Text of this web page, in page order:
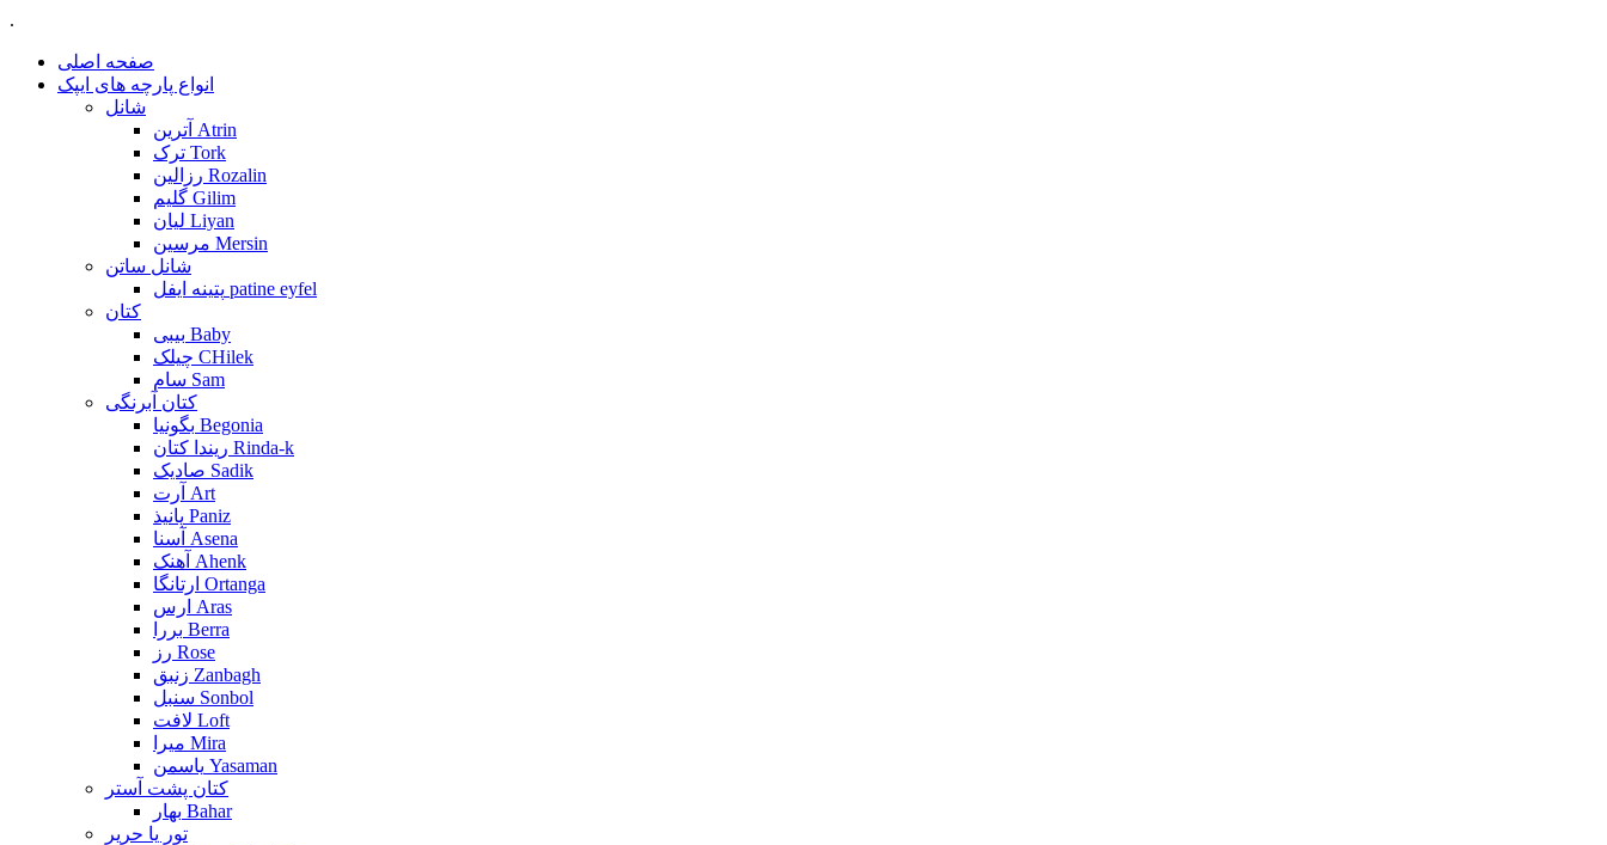
.
صفحه اصلی
انواع پارچه های ایپک
شانل
آترین Atrin
ترک Tork
رزالین Rozalin
گلیم Gilim
لیان Liyan
مرسین Mersin
شانل ساتن
پتینه ایفل patine eyfel
کتان
بیبی Baby
چیلک CHilek
سام Sam
کتان آبرنگی
بگونیا Begonia
ریندا کتان Rinda-k
صادیک Sadik
آرت Art
پانیذ Paniz
آسنا Asena
آهنک Ahenk
ارتانگا Ortanga
ارس Aras
بررا Berra
رز Rose
زنبق Zanbagh
سنبل Sonbol
لافت Loft
میرا Mira
یاسمن Yasaman
کتان پشت آستر
بهار Bahar
تور یا حریر